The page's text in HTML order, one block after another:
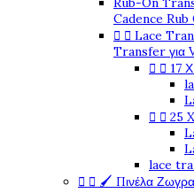
Cadence Rub
  Lace
Transfer για
  17
  25
lace
  🖌️ Πινέλα